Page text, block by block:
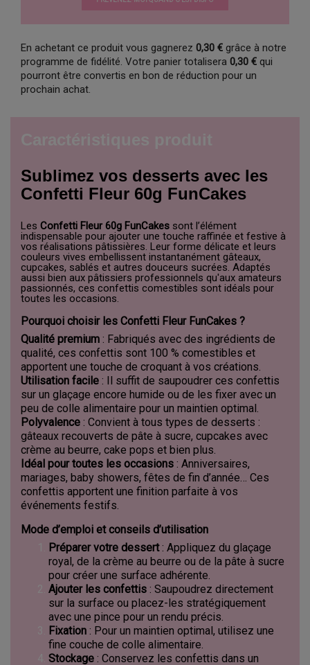
En achetant ce produit vous gagnerez 0,30 € grâce à notre
programme de fidélité. Votre panier totalisera 0,30 € qui
pourront être convertis en bon de réduction pour un
prochain achat.
Sublimez vos desserts avec les
Confetti Fleur 60g FunCakes
Les Confetti Fleur 60g FunCakes sont l’élément
indispensable pour ajouter une touche raffinée et festive à
vos réalisations pâtissières. Leur forme délicate et leurs
couleurs vives embellissent instantanément gâteaux,
cupcakes, sablés et autres douceurs sucrées. Adaptés
aussi bien aux pâtissiers professionnels qu'aux amateurs
passionnés, ces confettis comestibles sont idéals pour
toutes les occasions.
Pourquoi choisir les Confetti Fleur FunCakes ?
Qualité premium : Fabriqués avec des ingrédients de
qualité, ces confettis sont 100 % comestibles et
apportent une touche de croquant à vos créations.
Utilisation facile : Il suffit de saupoudrer ces confettis
sur un glaçage encore humide ou de les fixer avec un
peu de colle alimentaire pour un maintien optimal.
Polyvalence : Convient à tous types de desserts :
gâteaux recouverts de pâte à sucre, cupcakes avec
crème au beurre, cake pops et bien plus.
Idéal pour toutes les occasions : Anniversaires,
mariages, baby showers, fêtes de fin d’année… Ces
confettis apportent une finition parfaite à vos
événements festifs.
Mode d’emploi et conseils d’utilisation
Préparer votre dessert: Appliquez du glaçage
royal, de la crème au beurre ou de la pâte à sucre
pour créer une surface adhérente.
Ajouter les confettis : Saupoudrez directement
sur la surface ou placez-les stratégiquement
avec une pince pour un rendu précis.
Fixation : Pour un maintien optimal, utilisez une
fine couche de colle alimentaire.
Stockage : Conservez les confettis dans un